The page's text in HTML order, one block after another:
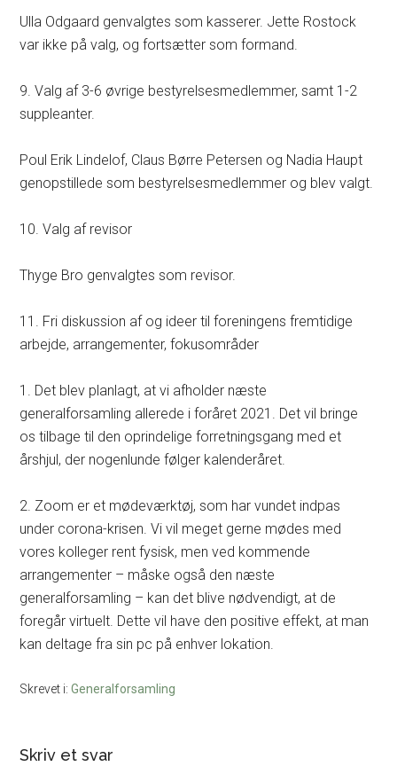
Ulla Odgaard genvalgtes som kasserer. Jette Rostock
var ikke på valg, og fortsætter som formand.
9. Valg af 3-6 øvrige bestyrelsesmedlemmer, samt 1-2
suppleanter.
Poul Erik Lindelof, Claus Børre Petersen og Nadia Haupt
genopstillede som bestyrelsesmedlemmer og blev valgt.
10. Valg af revisor
Thyge Bro genvalgtes som revisor.
11. Fri diskussion af og ideer til foreningens fremtidige
arbejde, arrangementer, fokusområder
1. Det blev planlagt, at vi afholder næste
generalforsamling allerede i foråret 2021. Det vil bringe
os tilbage til den oprindelige forretningsgang med et
årshjul, der nogenlunde følger kalenderåret.
2. Zoom er et mødeværktøj, som har vundet indpas
under corona-krisen. Vi vil meget gerne mødes med
vores kolleger rent fysisk, men ved kommende
arrangementer – måske også den næste
generalforsamling – kan det blive nødvendigt, at de
foregår virtuelt. Dette vil have den positive effekt, at man
kan deltage fra sin pc på enhver lokation.
Skrevet i:Generalforsamling
Læserinteraktioner
Skriv et svar